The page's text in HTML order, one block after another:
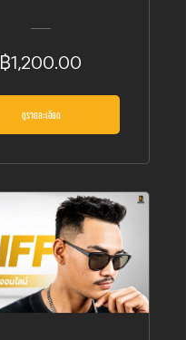
฿1,200.00
ดูรายละเอียด